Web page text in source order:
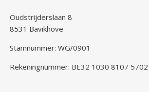
Oudstrijderslaan 8
8531 Bavikhove
Stamnummer: WG/0901
Rekeningnummer: BE32 1030 8107 5702